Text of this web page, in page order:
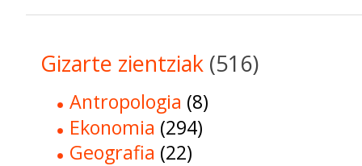
Gizarte zientziak (516)
Antropologia (8)
Ekonomia (294)
Geografia (22)